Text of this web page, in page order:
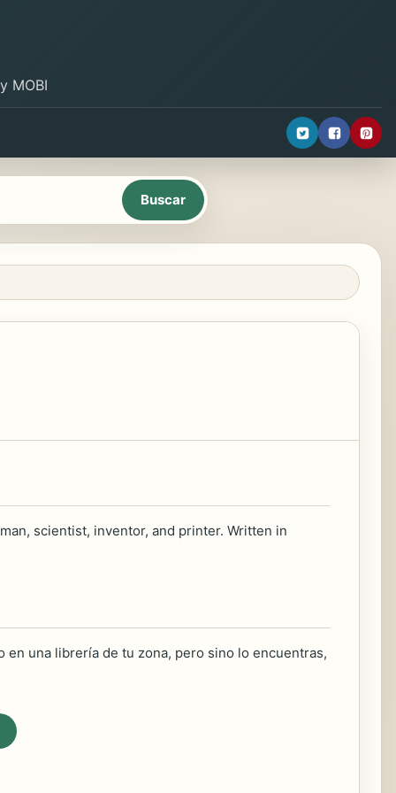
MOBI
scientist, inventor, and printer. Written in
una librería de tu zona, pero sino lo encuentras,